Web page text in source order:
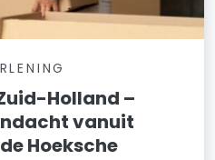
Holland –
vanuit
Hoeksche